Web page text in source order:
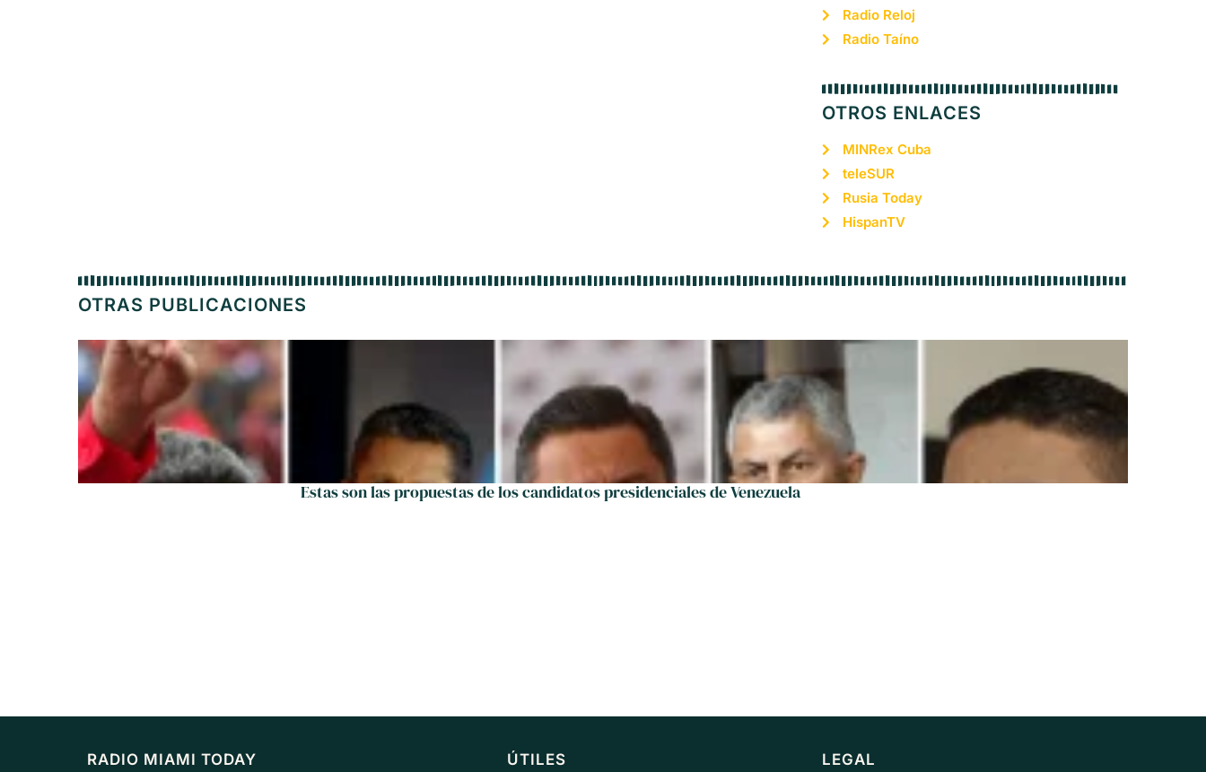
Radio Reloj
Radio Taíno
OTROS ENLACES
MINRex Cuba
teleSUR
Rusia Today
HispanTV
OTRAS PUBLICACIONES
Estas son las propuestas de los candidatos presidenciales de Venezuela
RADIO MIAMI TODAY ÚTILES LEGAL